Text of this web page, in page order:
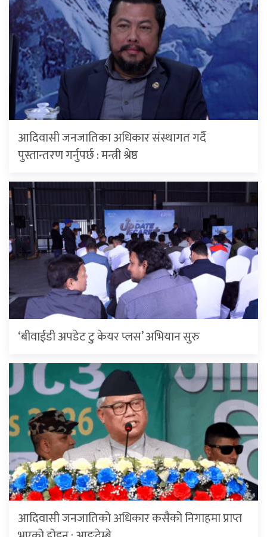
आदिवासी जनजातिका अधिकार संस्थागत गर्दै
पुस्तान्तरण गर्नुपर्छ : मन्त्री श्रेष्ठ
‘बीवाईडी अपडेट टु केयर प्लस’ अभियान सुरु
आदिवासी जनजातिको अधिकार कसैको निगाहमा प्राप्त